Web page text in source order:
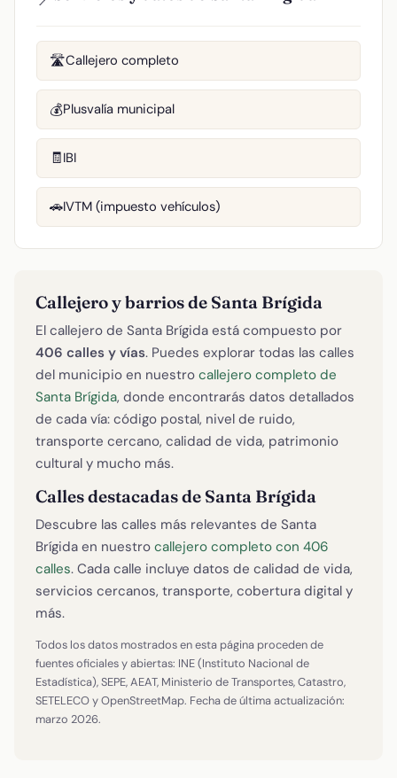
🛣️Callejero completo
💰Plusvalía municipal
🧾IBI
🚗IVTM (impuesto vehículos)
Callejero y barrios de Santa Brígida
El callejero de Santa Brígida está compuesto por
406 calles y vías. Puedes explorar todas las calles
del municipio en nuestro callejero completo de
Santa Brígida, donde encontrarás datos detallados
de cada vía: código postal, nivel de ruido,
transporte cercano, calidad de vida, patrimonio
cultural y mucho más.
Calles destacadas de Santa Brígida
Descubre las calles más relevantes de Santa
Brígida en nuestro callejero completo con 406
calles. Cada calle incluye datos de calidad de vida,
servicios cercanos, transporte, cobertura digital y
más.
Todos los datos mostrados en esta página proceden de
fuentes oficiales y abiertas: INE (Instituto Nacional de
Estadística), SEPE, AEAT, Ministerio de Transportes, Catastro,
SETELECO y OpenStreetMap. Fecha de última actualización:
marzo 2026.